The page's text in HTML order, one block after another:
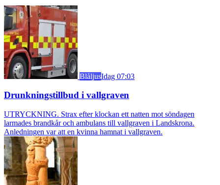
BlåljusIdag 07:03
Drunkningstillbud i vallgraven
UTRYCKNING. Strax efter klockan ett natten mot söndagen
larmades brandkår och ambulans till vallgraven i Landskrona.
Anledningen var att en kvinna hamnat i vallgraven.